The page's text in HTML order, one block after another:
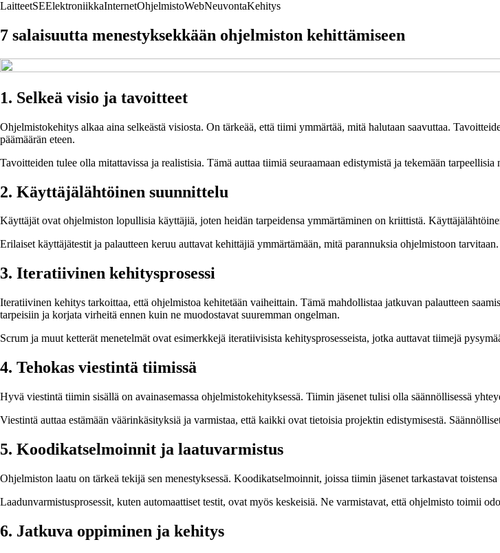
LaitteetSEElektroniikkaInternetOhjelmistoWebNeuvontaKehitys
7 salaisuutta menestyksekkään ohjelmiston kehittämiseen
1. Selkeä visio ja tavoitteet
Ohjelmistokehitys alkaa aina selkeästä visiosta. On tärkeää, että tiimi ymmärtää, mitä halutaan saavuttaa.
päämäärän eteen.
Tavoitteiden tulee olla mitattavissa ja realistisia. Tämä auttaa tiimiä seuraamaan edistymistä ja tekemään tarpeellisia
2. Käyttäjälähtöinen suunnittelu
Käyttäjät ovat ohjelmiston lopullisia käyttäjiä, joten heidän tarpeidensa ymmärtäminen on kriittistä.
Erilaiset käyttäjätestit ja palautteen keruu auttavat kehittäjiä ymmärtämään, mitä parannuksia ohjelmistoon
3. Iteratiivinen kehitysprosessi
Iteratiivinen kehitys tarkoittaa, että ohjelmistoa kehitetään vaiheittain. Tämä mahdollistaa jatkuvan palautteen
tarpeisiin ja korjata virheitä ennen kuin ne muodostavat suuremman ongelman.
Scrum ja muut ketterät menetelmät ovat esimerkkejä iteratiivisista kehitysprosesseista, jotka auttavat tiimejä
4. Tehokas viestintä tiimissä
Hyvä viestintä tiimin sisällä on avainasemassa ohjelmistokehityksessä. Tiimin jäsenet tulisi olla säännöllisessä
Viestintä auttaa estämään väärinkäsityksiä ja varmistaa, että kaikki ovat tietoisia projektin edistymisestä.
5. Koodikatselmoinnit ja laatuvarmistus
Ohjelmiston laatu on tärkeä tekijä sen menestyksessä. Koodikatselmoinnit, joissa tiimin jäsenet tarkastavat
Laadunvarmistusprosessit, kuten automaattiset testit, ovat myös keskeisiä. Ne varmistavat, että ohjelmisto toimii
6. Jatkuva oppiminen ja kehitys